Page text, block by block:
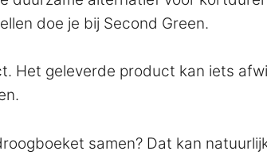
doe je bij Second Green.
Het geleverde product kan iets
samen? Dat kan